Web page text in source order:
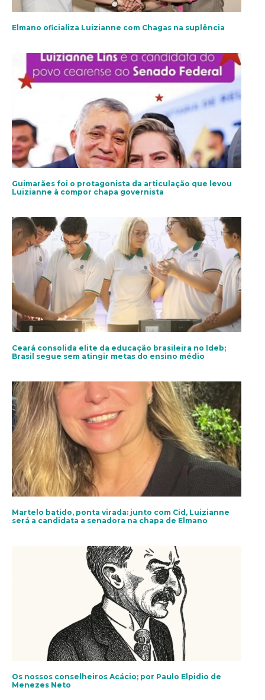
Elmano oficializa Luizianne com Chagas na suplência
Guimarães foi o protagonista da articulação que levou
Luizianne à compor chapa governista
Ceará consolida elite da educação brasileira no Ideb;
Brasil segue sem atingir metas do ensino médio
Martelo batido, ponta virada: junto com Cid, Luizianne
será a candidata a senadora na chapa de Elmano
Os nossos conselheiros Acácio; por Paulo Elpidio de
Menezes Neto